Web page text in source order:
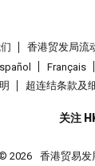
香港贸发局流
Français
超连结条款及
关注
2026 香港贸易发